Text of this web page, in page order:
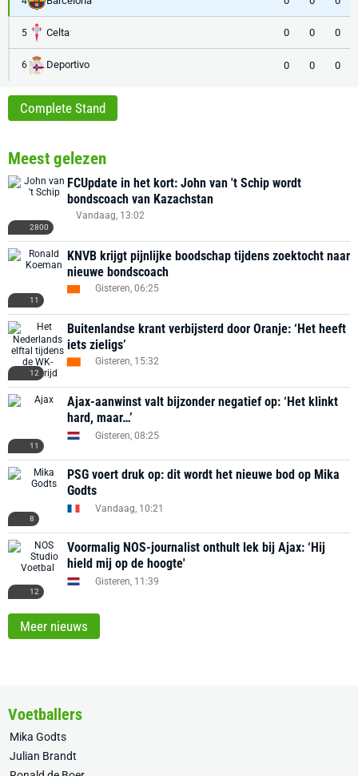
5 Celta 0 0 0
6 Deportivo 0 0 0
Complete Stand
Meest gelezen
2800
FCUpdate in het kort: John van 't Schip wordt
bondscoach van Kazachstan
Vandaag, 13:02
11
KNVB krijgt pijnlijke boodschap tijdens zoektocht naar
nieuwe bondscoach
Gisteren, 06:25
12
Buitenlandse krant verbijsterd door Oranje: ‘Het heeft
iets zieligs’
Gisteren, 15:32
11
Ajax-aanwinst valt bijzonder negatief op: ‘Het klinkt
hard, maar…’
Gisteren, 08:25
8
PSG voert druk op: dit wordt het nieuwe bod op Mika
Godts
Vandaag, 10:21
12
Voormalig NOS-journalist onthult lek bij Ajax: ‘Hij
hield mij op de hoogte'
Gisteren, 11:39
Meer nieuws
Voetballers
Mika Godts
Julian Brandt